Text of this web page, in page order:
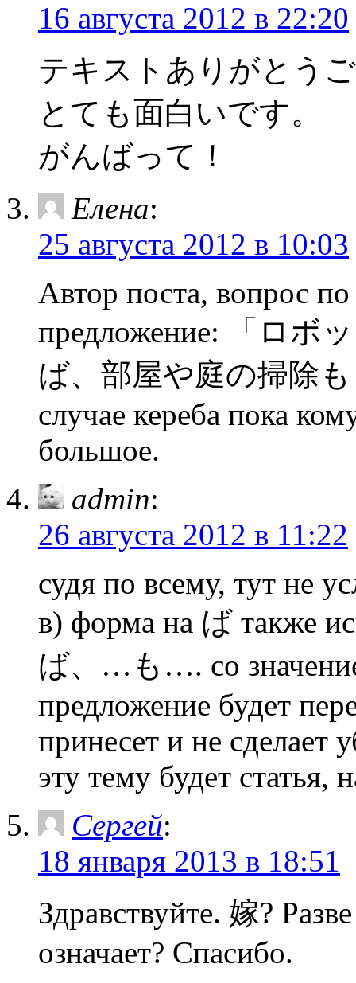
16 августа 2012 в 22:20
テキストありがとう
とても面白いです。
がんばって！
Елена:
25 августа 2012 в 10:03
Автор поста, вопрос
предложение: 「ロボ
ば、部屋や庭の掃除
случае кереба пока
большое.
admin:
26 августа 2012 в 11:22
судя по всему, тут не
в) форма на ば также
ば、…も…. со
предложение будет
принесет и не сделает
эту тему будет статья,
Сергей:
18 января 2013 в 18:51
Здравствуйте. 嫁?
означает? Спасибо.